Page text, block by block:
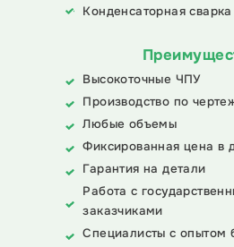
Конденсаторная сварка
Высокоточные ЧПУ
Производство по
Любые объемы
Фиксированная цена в
Гарантия на детали
Работа с
заказчиками
Специалисты с опытом